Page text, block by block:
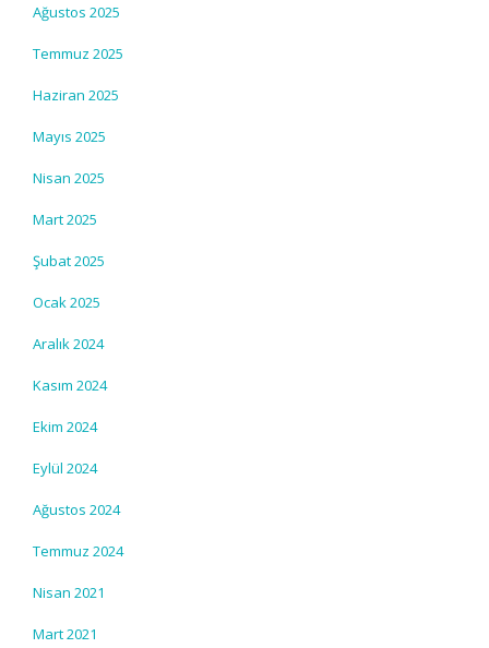
Ağustos 2025
Temmuz 2025
Haziran 2025
Mayıs 2025
Nisan 2025
Mart 2025
Şubat 2025
Ocak 2025
Aralık 2024
Kasım 2024
Ekim 2024
Eylül 2024
Ağustos 2024
Temmuz 2024
Nisan 2021
Mart 2021